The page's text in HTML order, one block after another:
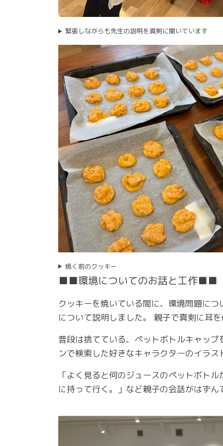
緊張しながらも先生の説明を真剣に聞いています
焼く前のクッキー
■■環境についてのお話と工作■■
クッキーを焼いている間に、環境問題に
について説明しました。 親子で真剣に耳
普段は捨てている、ペットボトルキャッ
ンで検索した好きなキャラクターのイラ
「よく見ると何のジュースのペットボト
に持って行く。」など親子の会話がはずん